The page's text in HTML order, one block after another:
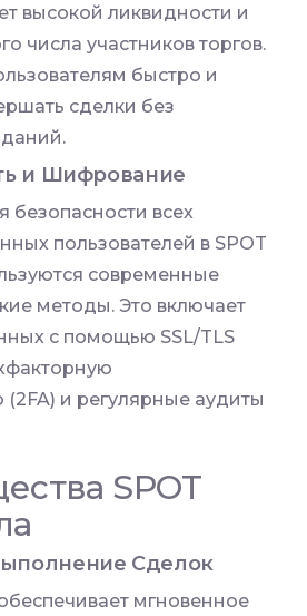
высокой ликвидности и
числа участников торгов.
быстро и
сделки без
и Шифрование
безопасности всех
пользователей в SPOT
современные
методы. Это включает
с помощью SSL/TLS
и регулярные аудиты
SPOT
Сделок
мгновенное